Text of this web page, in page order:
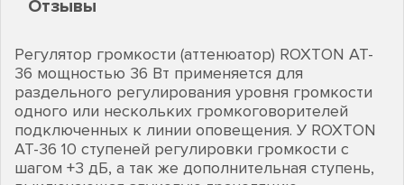
Отзывы
Регулятор громкости (аттенюатор) ROXTON AT-
36 мощностью 36 Вт применяется для
раздельного регулирования уровня громкости
одного или нескольких громкоговорителей
подключенных к линии оповещения. У ROXTON
AT-36 10 ступеней регулировки громкости с
шагом +3 дБ, а так же дополнительная ступень,